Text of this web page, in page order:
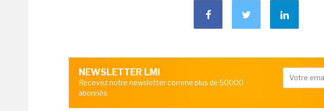
NEWSLETTER LMI
Recevez notre newsletter comme plus de 50000
abonnés